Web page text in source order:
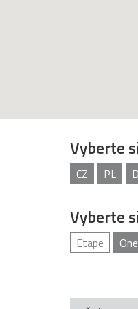
Vyberte
CZ PL
Vyberte
Etape One